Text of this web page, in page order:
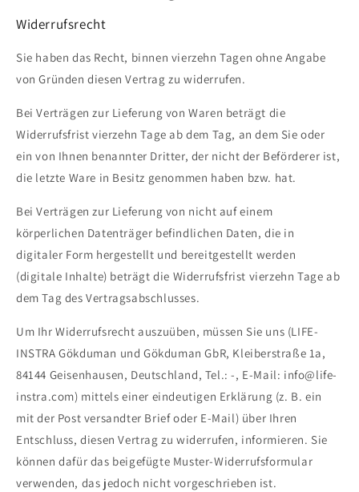
Widerrufsrecht
Sie haben das Recht, binnen vierzehn Tagen ohne Angabe
von Gründen diesen Vertrag zu widerrufen.
Bei Verträgen zur Lieferung von Waren beträgt die
Widerrufsfrist vierzehn Tage ab dem Tag, an dem Sie oder
ein von Ihnen benannter Dritter, der nicht der Beförderer ist,
die letzte Ware in Besitz genommen haben bzw. hat.
Bei Verträgen zur Lieferung von nicht auf einem
körperlichen Datenträger befindlichen Daten, die in
digitaler Form hergestellt und bereitgestellt werden
(digitale Inhalte) beträgt die Widerrufsfrist vierzehn Tage ab
dem Tag des Vertragsabschlusses.
Um Ihr Widerrufsrecht auszuüben, müssen Sie uns (LIFE-
INSTRA Gökduman und Gökduman GbR, Kleiberstraße 1a,
84144 Geisenhausen, Deutschland, Tel.: -, E-Mail: info@life-
instra.com) mittels einer eindeutigen Erklärung (z. B. ein
mit der Post versandter Brief oder E-Mail) über Ihren
Entschluss, diesen Vertrag zu widerrufen, informieren. Sie
können dafür das beigefügte Muster-Widerrufsformular
verwenden, das jedoch nicht vorgeschrieben ist.